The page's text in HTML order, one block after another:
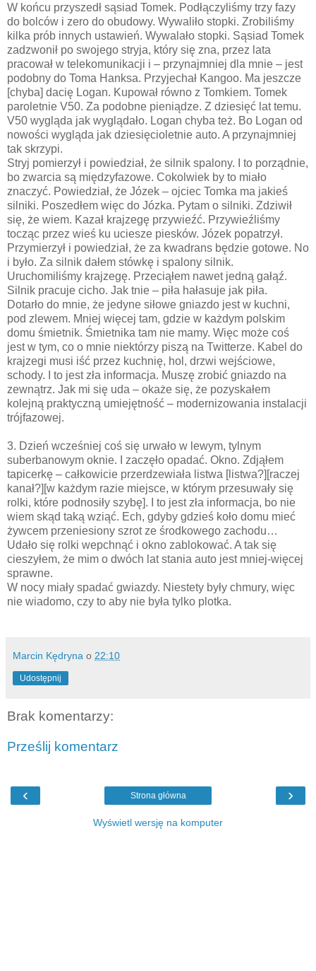
W końcu przyszedł sąsiad Tomek. Podłączyliśmy trzy fazy
do bolców i zero do obudowy. Wywaliło stopki. Zrobiliśmy
kilka prób innych ustawień. Wywalało stopki. Sąsiad Tomek
zadzwonił po swojego stryja, który się zna, przez lata
pracował w telekomunikacji i – przynajmniej dla mnie – jest
podobny do Toma Hanksa. Przyjechał Kangoo. Ma jeszcze
[chyba] dacię Logan. Kupował równo z Tomkiem. Tomek
paroletnie V50. Za podobne pieniądze. Z dziesięć lat temu.
V50 wygląda jak wyglądało. Logan chyba też. Bo Logan od
nowości wygląda jak dziesięcioletnie auto. A przynajmniej
tak skrzypi.
Stryj pomierzył i powiedział, że silnik spalony. I to porządnie,
bo zwarcia są międzyfazowe. Cokolwiek by to miało
znaczyć. Powiedział, że Józek – ojciec Tomka ma jakieś
silniki. Poszedłem więc do Józka. Pytam o silniki. Zdziwił
się, że wiem. Kazał krajzegę przywieźć. Przywieźliśmy
tocząc przez wieś ku uciesze piesków. Józek popatrzył.
Przymierzył i powiedział, że za kwadrans będzie gotowe. No
i było. Za silnik dałem stówkę i spalony silnik.
Uruchomiliśmy krajzegę. Przeciąłem nawet jedną gałąź.
Silnik pracuje cicho. Jak tnie – piła hałasuje jak piła.
Dotarło do mnie, że jedyne siłowe gniazdo jest w kuchni,
pod zlewem. Mniej więcej tam, gdzie w każdym polskim
domu śmietnik. Śmietnika tam nie mamy. Więc może coś
jest w tym, co o mnie niektórzy piszą na Twitterze. Kabel do
krajzegi musi iść przez kuchnię, hol, drzwi wejściowe,
schody. I to jest zła informacja. Muszę zrobić gniazdo na
zewnątrz. Jak mi się uda – okaże się, że pozyskałem
kolejną praktyczną umiejętność – modernizowania instalacji
trójfazowej.
3. Dzień wcześniej coś się urwało w lewym, tylnym
suberbanowym oknie. I zaczęło opadać. Okno. Zdjąłem
tapicerkę – całkowicie przerdzewiała listwa [listwa?][raczej
kanał?][w każdym razie miejsce, w którym przesuwały się
rolki, które podnosiły szybę]. I to jest zła informacja, bo nie
wiem skąd taką wziąć. Ech, gdyby gdzieś koło domu mieć
żywcem przeniesiony szrot ze środkowego zachodu…
Udało się rolki wepchnąć i okno zablokować. A tak się
cieszyłem, że mim o dwóch lat stania auto jest mniej-więcej
sprawne.
W nocy miały spadać gwiazdy. Niestety były chmury, więc
nie wiadomo, czy to aby nie była tylko plotka.
Marcin Kędryna o 22:10
Udostępnij
Brak komentarzy:
Prześlij komentarz
‹ ›
Strona główna
Wyświetl wersję na komputer